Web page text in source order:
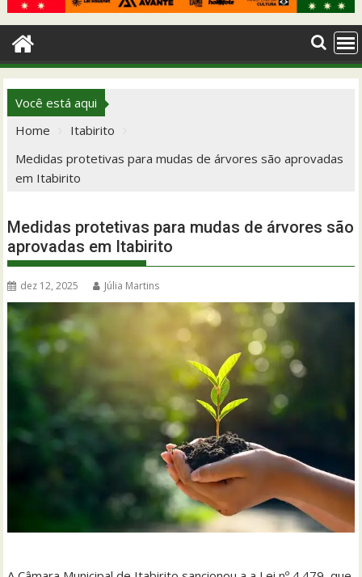
Você está aqui
Home
Itabirito
Medidas protetivas para mudas de árvores são aprovadas
em Itabirito
Medidas protetivas para mudas de árvores são
aprovadas em Itabirito
dez 12, 2025 Júlia Martins